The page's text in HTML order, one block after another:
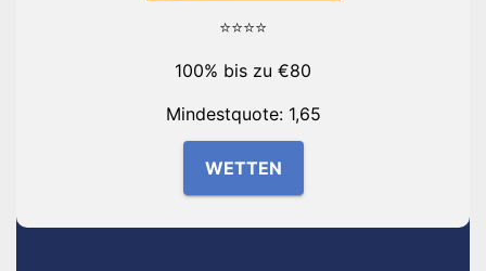
⭐⭐⭐⭐
100% bis zu €80
Mindestquote: 1,65
WETTEN